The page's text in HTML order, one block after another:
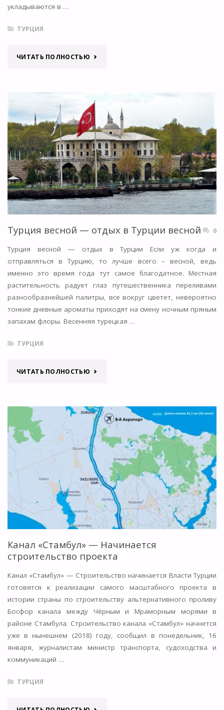
укладываются в …
ТУРЦИЯ
ЧИТАТЬ ПОЛНОСТЬЮ"СТАМБУЛ
ПОСМОТРЕТЬ,
ГДЕ
ПОБЫВАТЬ?"
Турция весной — отдых в Турции весной 0
Турция весной — отдых в Турции Если уж когда и
отправляться в Турцию, то лучше всего – весной, ведь
именно это время года тут самое благодатное. Местная
растительность радует глаз путешественника переливами
разнообразнейшей палитры, все вокруг цветет, невероятно
тонкие дневные ароматы приходят на смену ночным пряным
запахам флоры. Весенняя турецкая …
ТУРЦИЯ
ЧИТАТЬ ПОЛНОСТЬЮ"ТУРЦИЯ
—
ОТДЫХ
В
ТУРЦИИ
ВЕСНОЙ"
Канал «Стамбул» — Начинается
строительство проекта
Канал «Стамбул» — Строительство начинается Власти Турции
готовятся к реализации самого масштабного проекта в
истории страны по строительству альтернативного проливу
Босфор канала между Чёрным и Мраморным морями в
районе Стамбула. Строительство канала «Стамбул» начнется
уже в нынешнем (2018) году, сообщил в понедельник, 16
января, журналистам министр транспорта, судоходства и
коммуникаций …
ТУРЦИЯ